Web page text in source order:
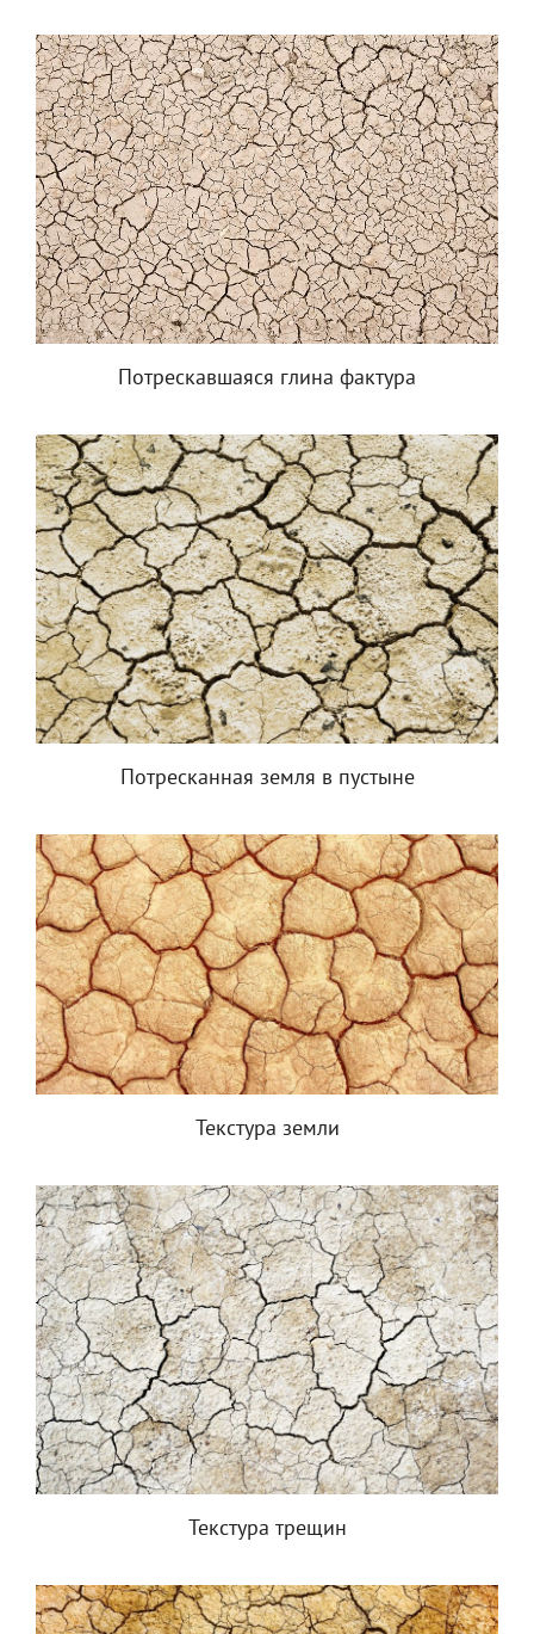
Потрескавшаяся глина фактура
Потресканная земля в пустыне
Текстура земли
Текстура трещин